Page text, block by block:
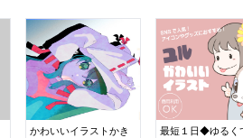
かわいいイラストかき
最短１日◆ゆるく